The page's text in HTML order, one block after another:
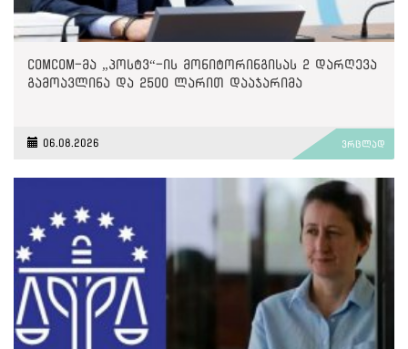
ComCom-მა „პოსტვ“-ის მონიტორინგისას 2 დარღევა
გამოავლინა და 2500 ლარით დააჯარიმა
06.08.2026 ვრცლად